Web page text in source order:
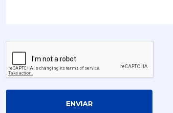
ENVIAR